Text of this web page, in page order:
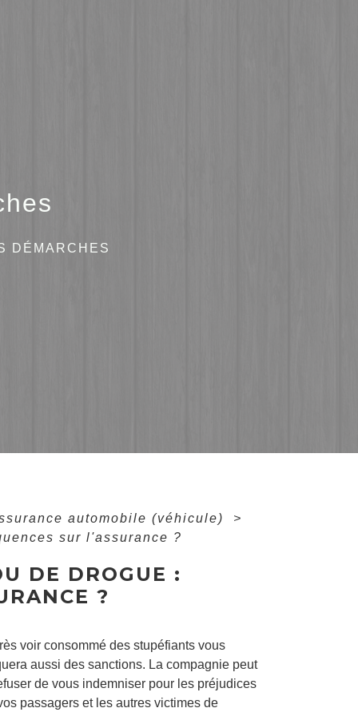
DÉMARCHES
automobile (véhicule)
>
sur l'assurance ?
DE DROGUE :
?
voir consommé des stupéfiants vous
aussi des sanctions. La compagnie peut
de vous indemniser pour les préjudices
passagers et les autres victimes de